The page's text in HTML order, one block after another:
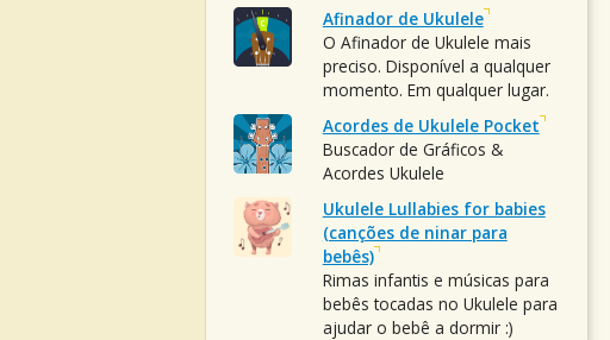
Afinador de Ukulele
O Afinador de Ukulele mais
preciso. Disponível a qualquer
momento. Em qualquer lugar.
Acordes de Ukulele Pocket
Buscador de Gráficos &
Acordes Ukulele
Ukulele Lullabies for babies
(canções de ninar para
bebês)
Rimas infantis e músicas para
bebês tocadas no Ukulele para
ajudar o bebê a dormir :)